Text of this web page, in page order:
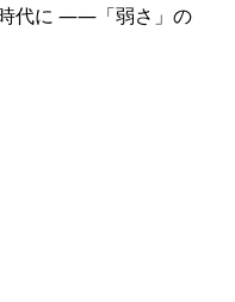
時代に ――「弱さ」の